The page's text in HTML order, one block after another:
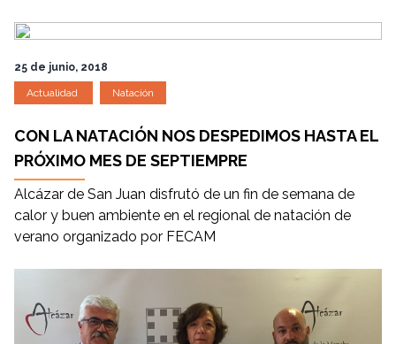
25 de junio, 2018
Actualidad Natación
CON LA NATACIÓN NOS DESPEDIMOS HASTA EL
PRÓXIMO MES DE SEPTIEMPRE
Alcázar de San Juan disfrutó de un fin de semana de
calor y buen ambiente en el regional de natación de
verano organizado por FECAM